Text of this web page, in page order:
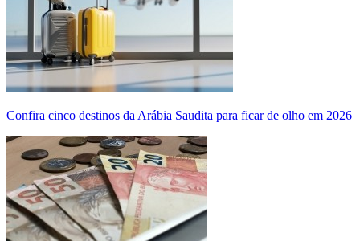
Confira cinco destinos da Arábia Saudita para ficar de olho em 2026